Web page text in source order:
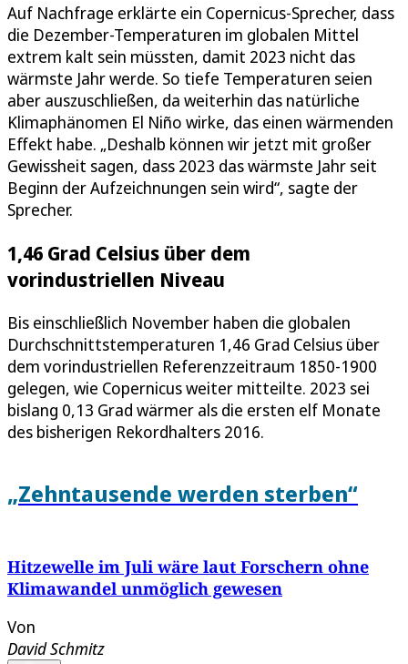
Auf Nachfrage erklärte ein Copernicus-Sprecher, dass
die Dezember-Temperaturen im globalen Mittel
extrem kalt sein müssten, damit 2023 nicht das
wärmste Jahr werde. So tiefe Temperaturen seien
aber auszuschließen, da weiterhin das natürliche
Klimaphänomen El Niño wirke, das einen wärmenden
Effekt habe. „Deshalb können wir jetzt mit großer
Gewissheit sagen, dass 2023 das wärmste Jahr seit
Beginn der Aufzeichnungen sein wird“, sagte der
Sprecher.
1,46 Grad Celsius über dem
vorindustriellen Niveau
Bis einschließlich November haben die globalen
Durchschnittstemperaturen 1,46 Grad Celsius über
dem vorindustriellen Referenzzeitraum 1850-1900
gelegen, wie Copernicus weiter mitteilte. 2023 sei
bislang 0,13 Grad wärmer als die ersten elf Monate
des bisherigen Rekordhalters 2016.
„Zehntausende werden sterben“
Hitzewelle im Juli wäre laut Forschern ohne
Klimawandel unmöglich gewesen
Von
David Schmitz